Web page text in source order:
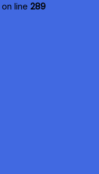
on line 289